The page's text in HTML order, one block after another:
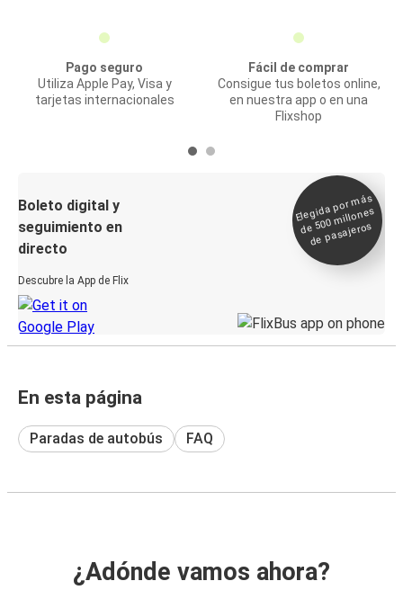
Pago seguro
Utiliza Apple Pay, Visa y
tarjetas internacionales
Fácil de comprar
Consigue tus boletos online,
en nuestra app o en una
Flixshop
Boleto digital y
seguimiento en
directo
Descubre la App de Flix
Elegida por
más
de 500
millones
de pasajeros
En esta página
Paradas de autobús FAQ
¿Adónde vamos ahora?